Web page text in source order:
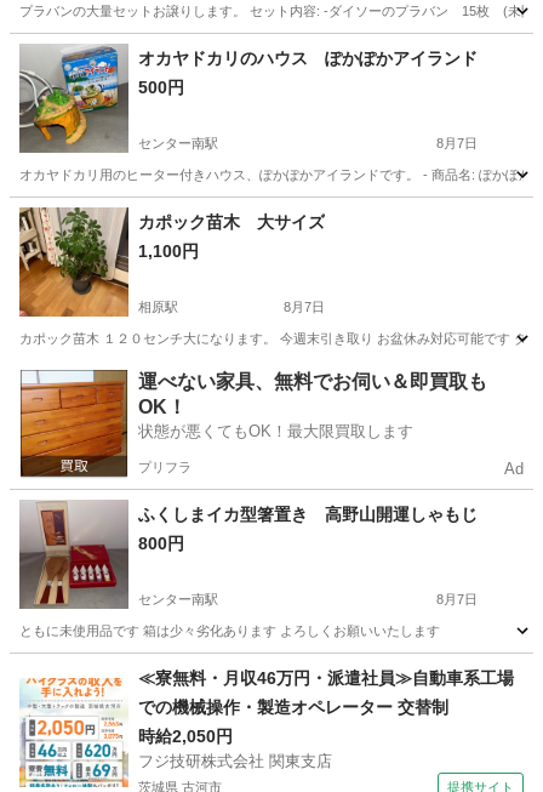
プラバンの大量セットお譲りします。 セット内容: -ダイソーのプラバン 15枚 (未
神奈川 相模原市 南橋本駅 その他
オカヤドカリのハウス ぽかぽかアイランド
500円
センター南駅 8月7日
オカヤドカリ用のヒーター付きハウス、ぽかぽかアイランドです。 - 商品名: ぽかぽ
神奈川 横浜市 センター南駅 その他
カポック苗木 大サイズ
1,100円
相原駅 8月7日
カポック苗木 １２０センチ大になります。 今週末引き取り お盆休み対応可能です ダ
神奈川 相模原市 相原駅 家庭用品
運べない家具、無料でお伺い＆即買取も
OK！
状態が悪くてもOK！最大限買取します
プリフラ Ad
ふくしまイカ型箸置き 高野山開運しゃもじ
800円
センター南駅 8月7日
ともに未使用品です 箱は少々劣化あります よろしくお願いいたします
センター南駅 食器
≪寮無料・月収46万円・派遣社員≫自動車系工場
での機械操作・製造オペレーター 交替制
時給2,050円
フジ技研株式会社 関東支店
茨城県 古河市 提携サイト